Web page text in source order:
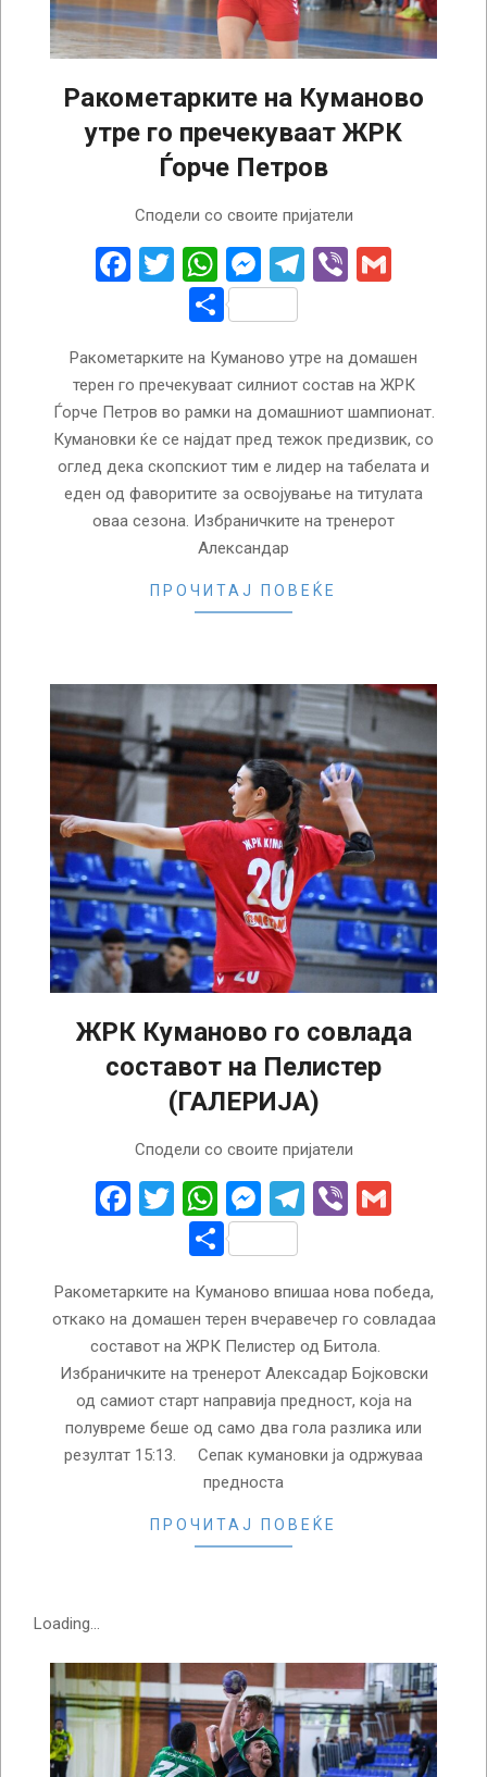
Ракометарките на Куманово
утре го пречекуваат ЖРК
Ѓорче Петров
Сподели со своите пријатели
Facebook
TwitterWhatsApp
Messenger
Telegram
Viber
Share
Ракометарките на Куманово утре на домашен
терен го пречекуваат силниот состав на ЖРК
Ѓорче Петров во рамки на домашниот шампионат.
Кумановки ќе се најдат пред тежок предизвик, со
оглед дека скопскиот тим е лидер на табелата и
еден од фаворитите за освојување на титулата
оваа сезона. Избраничките на тренерот
Александар
ПРОЧИТАЈ ПОВЕЌЕ
ЖРК Куманово го совлада
составот на Пелистер
(ГАЛЕРИЈА)
Сподели со своите пријатели
Facebook
Twitter
WhatsApp
Messenger
Telegram
Viber
Share
Ракометарките на Куманово впишаа нова победа,
откако на домашен терен вчеравечер го совладаа
составот на ЖРК Пелистер од Битола.
Избраничките на тренерот Алексадар Бојковски
од самиот старт направија предност, која на
полувреме беше од само два гола разлика или
резултат 15:13. Сепак кумановки ја одржуваа
предноста
ПРОЧИТАЈ ПОВЕЌЕ
Loading...